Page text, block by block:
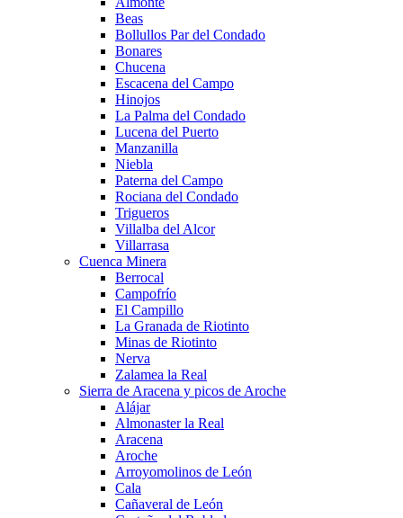
Beas
Bollullos Par del Condado
Bonares
Chucena
Escacena del Campo
Hinojos
La Palma del Condado
Lucena del Puerto
Manzanilla
Niebla
Paterna del Campo
Rociana del Condado
Trigueros
Villalba del Alcor
Villarrasa
Cuenca Minera
Berrocal
Campofrío
El Campillo
La Granada de Riotinto
Minas de Riotinto
Nerva
Zalamea la Real
Sierra de Aracena y picos de Aroche
Alájar
Almonaster la Real
Aracena
Aroche
Arroyomolinos de León
Cala
Cañaveral de León